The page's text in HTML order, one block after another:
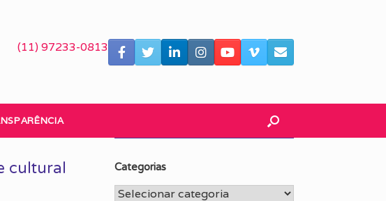
(11) 97233-0813
cultural Categorias
Categorias